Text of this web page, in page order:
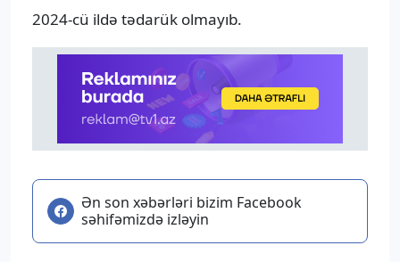
2024-cü ildə tədarük olmayıb.
Ən son xəbərləri bizim Facebook
səhifəmizdə izləyin